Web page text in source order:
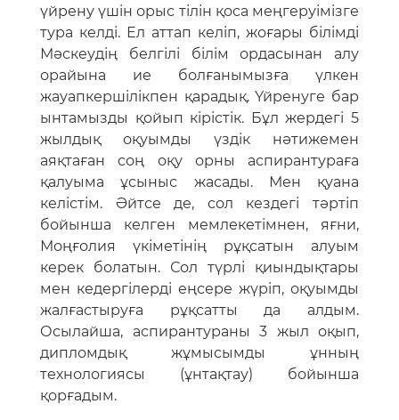
үйрену үшін орыс тілін қоса меңгеруімізге
тура келді. Ел аттап келіп, жоғары білімді
Мәскеудің белгілі білім ордасынан алу
орайына ие болғанымызға үлкен
жауапкершілікпен қарадық. Үйренуге бар
ынтамызды қойып кірістік. Бұл жердегі 5
жылдық оқуымды үздік нәтижемен
аяқтаған соң оқу орны аспирантураға
қалуыма ұсыныс жасады. Мен қуана
келістім. Әйтсе де, сол кездегі тәртіп
бойынша келген мемлекетімнен, яғни,
Моңғолия үкіметінің рұқсатын алуым
керек болатын. Сол түрлі қиындықтары
мен кедергілерді еңсере жүріп, оқуымды
жалғастыруға рұқсатты да алдым.
Осылайша, аспирантураны 3 жыл оқып,
дипломдық жұмысымды ұнның
технологиясы (ұнтақтау) бойынша
қорғадым.